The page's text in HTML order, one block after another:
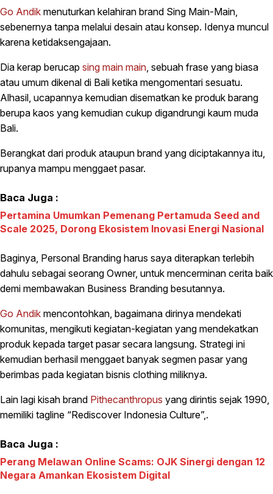
Go Andik menuturkan kelahiran brand Sing Main-Main,
sebenernya tanpa melalui desain atau konsep. Idenya muncul
karena ketidaksengajaan.
Dia kerap berucap sing main main , sebuah frase yang biasa
atau umum dikenal di Bali ketika mengomentari sesuatu.
Alhasil, ucapannya kemudian disematkan ke produk barang
berupa kaos yang kemudian cukup digandrungi kaum muda
Bali.
Berangkat dari produk ataupun brand yang diciptakannya itu,
rupanya mampu menggaet pasar.
Baca Juga :
Pertamina Umumkan Pemenang Pertamuda Seed and
Scale 2025, Dorong Ekosistem Inovasi Energi Nasional
Baginya, Personal Branding harus saya diterapkan terlebih
dahulu sebagai seorang Owner, untuk mencerminan cerita baik
demi membawakan Business Branding besutannya.
Go Andik mencontohkan, bagaimana dirinya mendekati
komunitas, mengikuti kegiatan-kegiatan yang mendekatkan
produk kepada target pasar secara langsung. Strategi ini
kemudian berhasil menggaet banyak segmen pasar yang
berimbas pada kegiatan bisnis clothing miliknya.
Lain lagi kisah brand Pithecanthropus yang dirintis sejak 1990,
memiliki tagline “Rediscover Indonesia Culture”,.
Baca Juga :
Perang Melawan Online Scams: OJK Sinergi dengan 12
Negara Amankan Ekosistem Digital